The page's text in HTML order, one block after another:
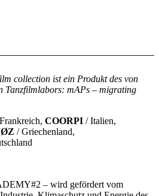
collection ist ein Produkt des von
Tanzfilmlabors: mAPs – migrating
COORPI / Italien,
/ Griechenland,